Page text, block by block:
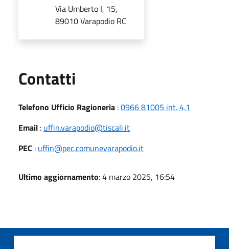
Via Umberto I, 15,
89010 Varapodio RC
Contatti
Telefono Ufficio Ragioneria :0966 81005 int. 4.1
Email : uffin.varapodio@tiscali.it
PEC : uffin@pec.comunevarapodio.it
Ultimo aggiornamento: 4 marzo 2025, 16:54